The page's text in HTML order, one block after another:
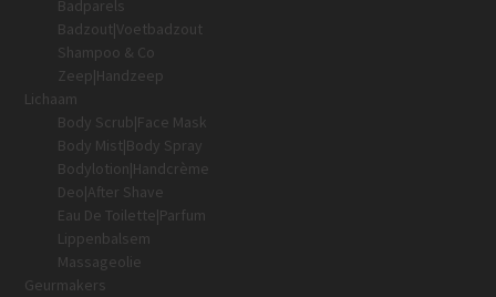
Badparels
Badzout|Voetbadzout
Shampoo & Co
Zeep|Handzeep
Lichaam
Body Scrub|Face Mask
Body Mist|Body Spray
Bodylotion|Handcrème
Deo|After Shave
Eau De Toilette|Parfum
Lippenbalsem
Massageolie
Geurmakers